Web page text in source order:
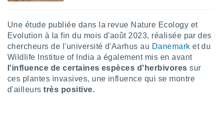
des
des
Une étude publiée dans la revue Nature Ecology et
Evolution à la fin du mois d'août 2023, réalisée par des
chercheurs de l'université d'Aarhus au Danemark et du
Wildlife Institue of India a également mis en avant
l'influence de certaines espèces d'herbivores sur
ces plantes invasives, une influence qui se montre
d'ailleurs très positive.